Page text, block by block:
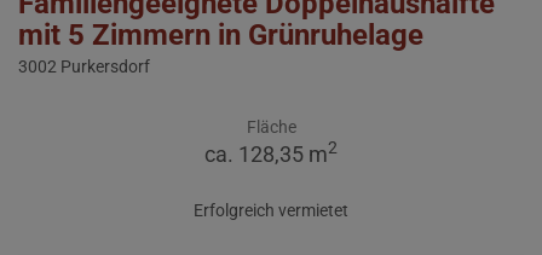
mit 5 Zimmern in Grünruhelage
3002 Purkersdorf
Fläche
ca. 128,35 m2
Erfolgreich vermietet